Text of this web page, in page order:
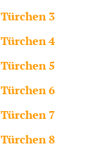
Türchen 3
Türchen 4
Türchen 5
Türchen 6
Türchen 7
Türchen 8